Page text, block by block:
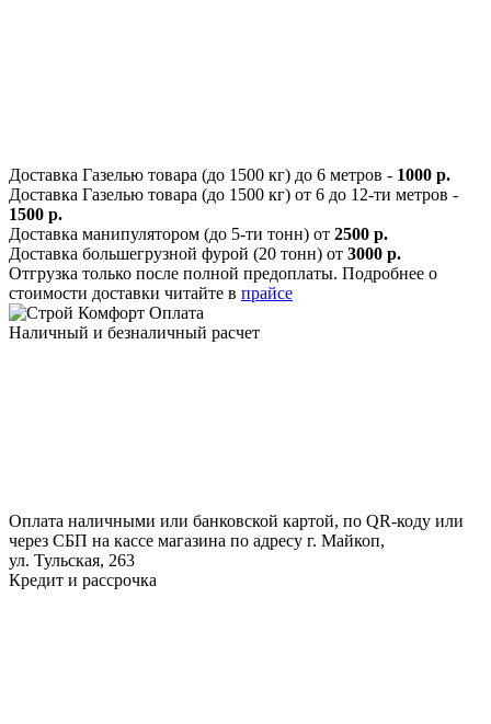
Доставка Газелью товара (до 1500 кг) до 6 метров - 1000 р.
Доставка Газелью товара (до 1500 кг) от 6 до 12-ти метров -
1500 р.
Доставка манипулятором (до 5-ти тонн) от 2500 р.
Доставка большегрузной фурой (20 тонн) от 3000 р.
Отгрузка только после полной предоплаты. Подробнее о
стоимости доставки читайте в прайсе
Оплата
Наличный и безналичный расчет
Оплата наличными или банковской картой, по QR-коду или
через СБП на кассе магазина по адресу г. Майкоп,
ул. Тульская, 263
Кредит и рассрочка